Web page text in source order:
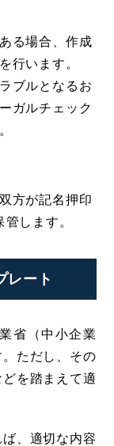
る場合、作成
行います。
ブルとなるお
ガルチェック
方が記名押印
します。
レート
省（中小企業
ただし、その
を踏まえて適
、適切な内容